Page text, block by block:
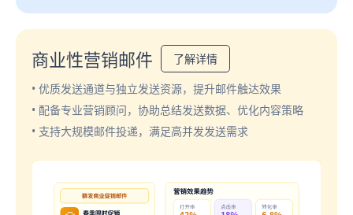
商业性营销邮件
了解详情
• 优质发送通道与独立发送资源，提升邮件触达效果
• 配备专业营销顾问，协助总结发送数据、优化内容策略
• 支持大规模邮件投递，满足高并发发送需求